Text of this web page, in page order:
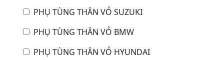
PHỤ TÙNG THÂN VỎ SUZUKI
PHỤ TÙNG THÂN VỎ BMW
PHỤ TÙNG THÂN VỎ HYUNDAI